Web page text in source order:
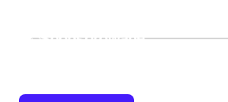
Sponsorowane